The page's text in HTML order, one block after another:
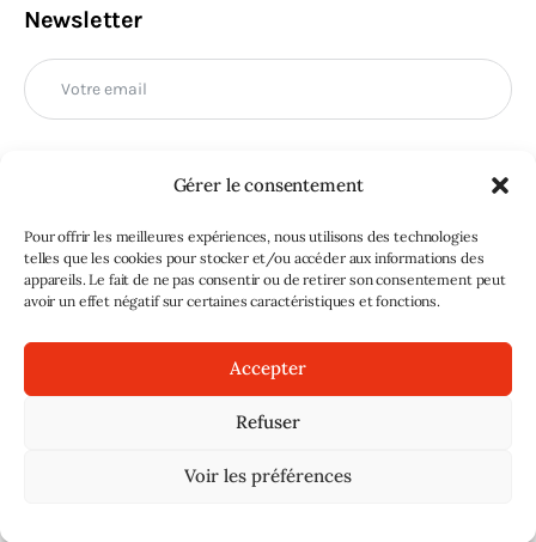
Gérer le consentement
Pour offrir les meilleures expériences, nous utilisons des technologies
telles que les cookies pour stocker et/ou accéder aux informations des
appareils. Le fait de ne pas consentir ou de retirer son consentement peut
avoir un effet négatif sur certaines caractéristiques et fonctions.
Accepter
Refuser
Voir les préférences
Newsletter
M'INSCRIRE
© 2026. Tous droits réservés |